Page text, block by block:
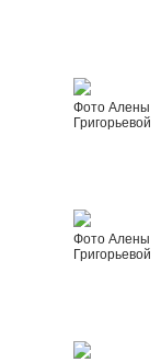
Фото Алены
Григорьевой
Фото Алены
Григорьевой